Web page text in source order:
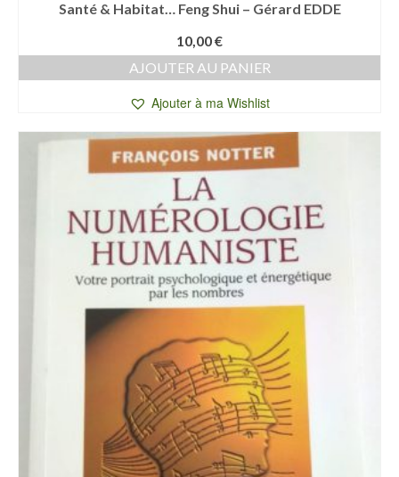
Santé & Habitat… Feng Shui – Gérard EDDE
10,00€
AJOUTER AU PANIER
Ajouter à ma Wishlist